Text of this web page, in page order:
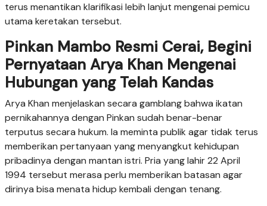
terus menantikan klarifikasi lebih lanjut mengenai pemicu
utama keretakan tersebut.
Pinkan Mambo Resmi Cerai, Begini
Pernyataan Arya Khan Mengenai
Hubungan yang Telah Kandas
Arya Khan menjelaskan secara gamblang bahwa ikatan
pernikahannya dengan Pinkan sudah benar-benar
terputus secara hukum. Ia meminta publik agar tidak terus
memberikan pertanyaan yang menyangkut kehidupan
pribadinya dengan mantan istri. Pria yang lahir 22 April
1994 tersebut merasa perlu memberikan batasan agar
dirinya bisa menata hidup kembali dengan tenang.